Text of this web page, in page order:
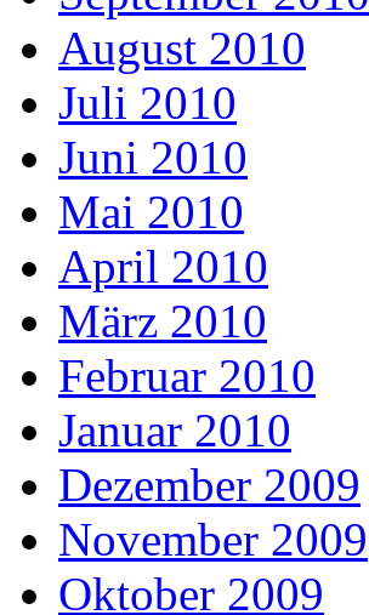
August 2010
Juli 2010
Juni 2010
Mai 2010
April 2010
März 2010
Februar 2010
Januar 2010
Dezember 2009
November 2009
Oktober 2009